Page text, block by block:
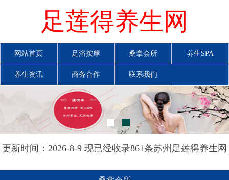
足莲得养生网
网站首页 足浴按摩 桑拿会所 养生SPA
养生资讯 商务合作 联系我们
更新时间：2026-8-9 现已经收录861条苏州足莲得养生网